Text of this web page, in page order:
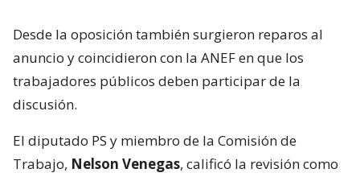
Desde la oposición también surgieron reparos al
anuncio y coincidieron con la ANEF en que los
trabajadores públicos deben participar de la
discusión.
El diputado PS y miembro de la Comisión de
Trabajo, Nelson Venegas, calificó la revisión como